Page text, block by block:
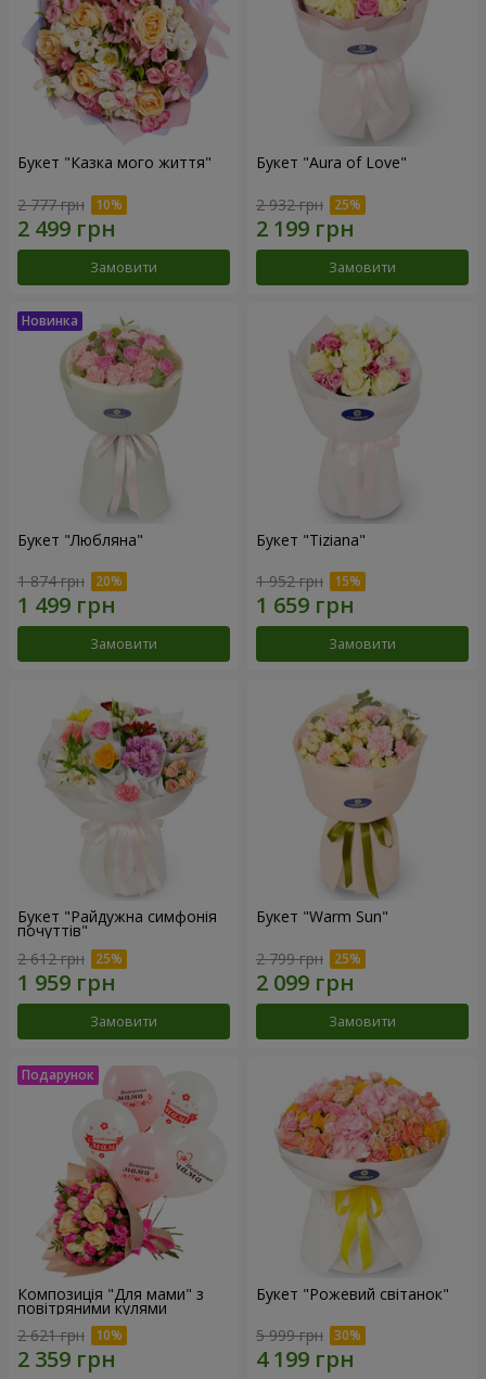
Букет "Казка мого життя"
2 777 грн
Замовити
Букет "Aura of Love"
2 932 грн
Замовити
Букет "Любляна"
1 874 грн
Замовити
Букет "Tiziana"
1 952 грн
Замовити
Букет "Райдужна симфонія
почуттів"
2 612 грн
Замовити
Букет "Warm Sun"
2 799 грн
Замовити
Композиція "Для мами" з
повітряними кулями
2 621 грн
Букет "Рожевий світанок"
5 999 грн